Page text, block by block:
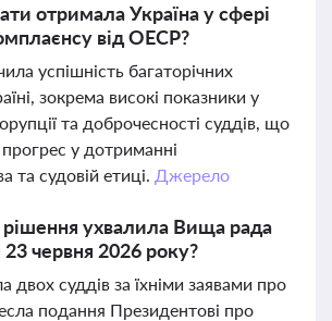
отримала Україна у сфері
від ОЕСР?
успішність багаторічних
зокрема високі показники у
та доброчесності суддів, що
у дотриманні
та судовій етиці. Джерело
рішення ухвалила Вища рада
червня 2026 року?
двох суддів за їхніми заявами про
подання Президентові про